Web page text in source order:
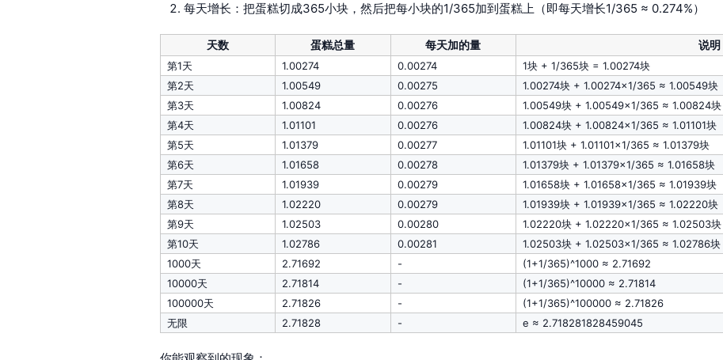
每天增长：把蛋糕切成365小块，然后把每小块的1/365加到蛋糕上（即每天增长1/365 ≈ 0.274%）
天数 蛋糕总量 每天加的量 说明
第1天 1.00274 0.00274
1块 + 1/365块 = 1.00274块
第2天
1.00549 0.00275
1.00274块 + 1.00274×1/365 ≈ 1.00549块
第3天
1.00824 0.00276
1.00549块 + 1.00549×1/365 ≈ 1.00824块
第4天
1.01101 0.00276
1.00824块 + 1.00824×1/365 ≈ 1.01101块
第5天
1.01379 0.00277
1.01101块 + 1.01101×1/365 ≈ 1.01379块
第6天
1.01658 0.00278
1.01379块 + 1.01379×1/365 ≈ 1.01658块
第7天
1.01939 0.00279
1.01658块 + 1.01658×1/365 ≈ 1.01939块
第8天
1.02220 0.00279
1.01939块 + 1.01939×1/365 ≈ 1.02220块
第9天
1.02503 0.00280
1.02220块 + 1.02220×1/365 ≈ 1.02503块
第10天
1.02786 0.00281
1.02503块 + 1.02503×1/365 ≈ 1.02786块
1000天
2.71692 -
(1+1/365)^1000 ≈ 2.71692
10000天
2.71814 -
(1+1/365)^10000 ≈ 2.71814
100000天
2.71826 -
(1+1/365)^100000 ≈ 2.71826
无限
2.71828 - e ≈ 2.718281828459045